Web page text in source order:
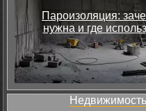
Пароизоляция:
нужна и где
Недвижимость